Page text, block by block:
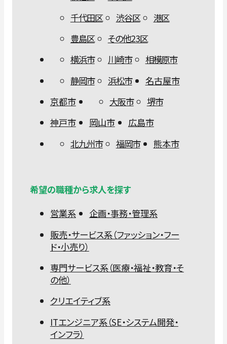
千代田区
渋谷区
港区
豊島区
その他23区
横浜市
川崎市
相模原市
静岡市
浜松市
名古屋市
京都市
大阪市
堺市
神戸市
岡山市
広島市
北九州市
福岡市 熊本市
希望の職種から求人を探す
営業系
企画・事務・管理系
販売・サービス系（ファッション・フー
ド・小売り）
専門サービス系（医療・福祉・教育・そ
の他）
クリエイティブ系
ITエンジニア系（SE・システム開発・
インフラ）